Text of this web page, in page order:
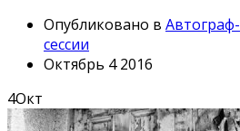
Опубликовано в Автограф-
сессии
Октябрь 4 2016
4Окт